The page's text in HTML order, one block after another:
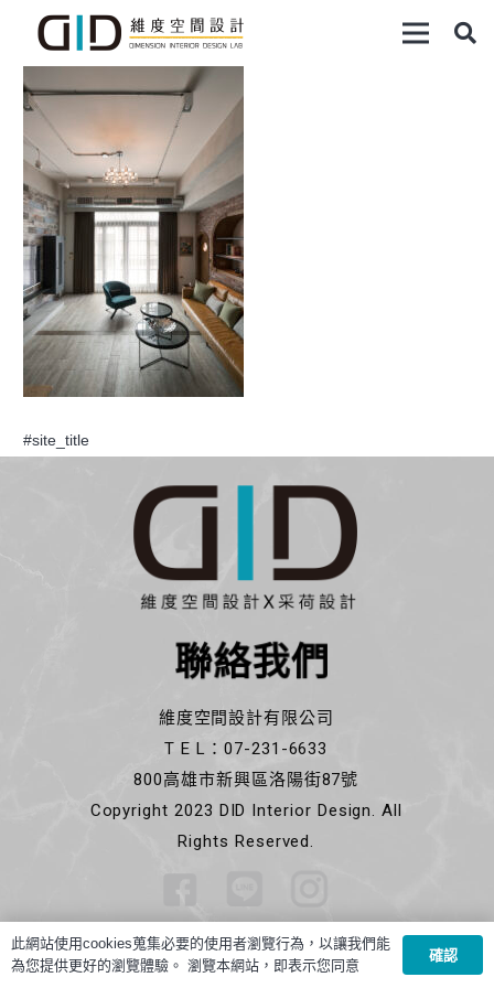
#site_title
聯絡我們
維度空間設計有限公司
T E L：07-231-6633
800高雄市新興區洛陽街87號
Copyright 2023 DID Interior Design. All
Rights Reserved.
此網站使用cookies蒐集必要的使用者瀏覽行為，以讓我們能
為您提供更好的瀏覽體驗。 瀏覽本網站，即表示您同意
確認